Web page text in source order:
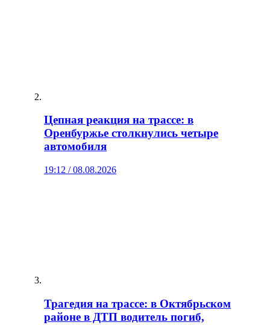
Цепная реакция на трассе: в
Оренбуржье столкнулись четыре
автомобиля
19:12 / 08.08.2026
Трагедия на трассе: в Октябрьском
районе в ДТП водитель погиб,